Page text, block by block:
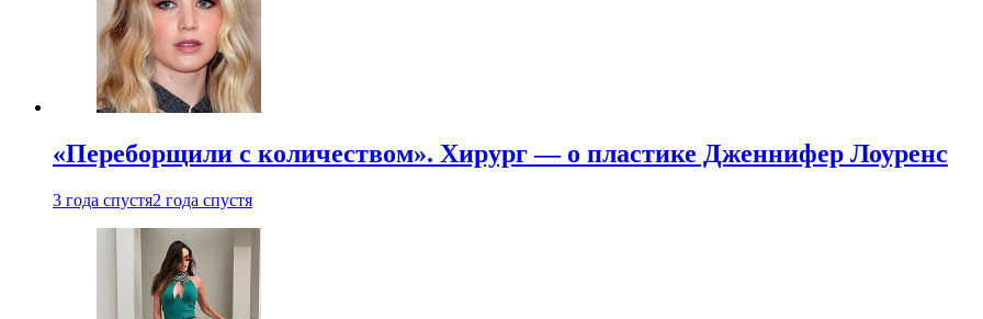
«Переборщили с количеством». Хирург — о пластике Дженнифер Лоуренс
3 года спустя2 года спустя